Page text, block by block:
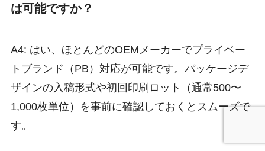
は可能ですか？
A4: はい、ほとんどのOEMメーカーでプライベー
トブランド（PB）対応が可能です。パッケージデ
ザインの入稿形式や初回印刷ロット（通常500〜
1,000枚単位）を事前に確認しておくとスムーズで
す。